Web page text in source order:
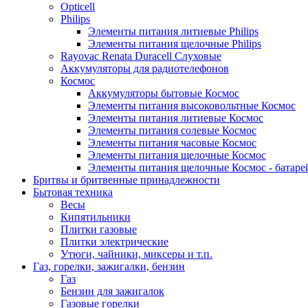
Opticell
Philips
Элементы питания литиевые Philips
Элементы питания щелочные Philips
Rayovac Renata Duracell Слуховые
Аккумуляторы для радиотелефонов
Космос
Аккумуляторы бытовые Космос
Элементы питания высоковольтные Космос
Элементы питания литиевые Космос
Элементы питания солевые Космос
Элементы питания часовые Космос
Элементы питания щелочные Космос
Элементы питания щелочные Космос -
Бритвы и бритвенные принадлежности
Бытовая техника
Весы
Кипятильники
Плитки газовые
Плитки электрические
Утюги, чайники, миксеры и т.п.
Газ, горелки, зажигалки, бензин
Газ
Бензин для зажигалок
Газовые горелки